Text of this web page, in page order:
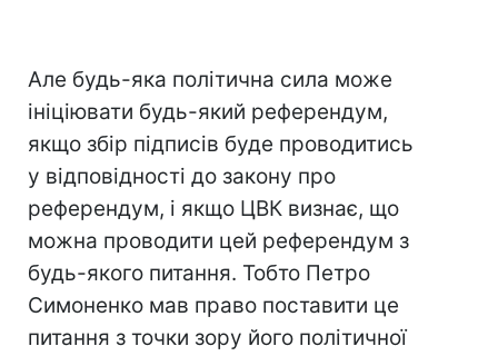
Але будь-яка політична сила може
ініціювати будь-який референдум,
якщо збір підписів буде проводитись
у відповідності до закону про
референдум, і якщо ЦВК визнає, що
можна проводити цей референдум з
будь-якого питання. Тобто Петро
Симоненко мав право поставити це
питання з точки зору його політичної